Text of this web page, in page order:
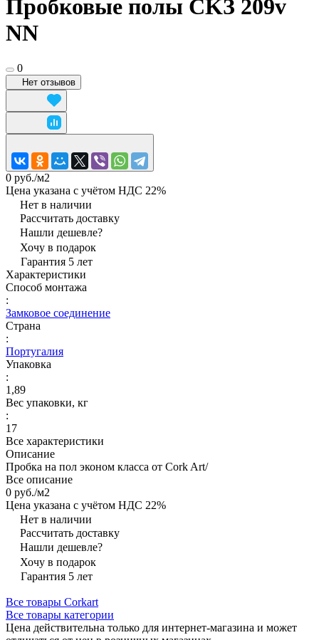
Пробковые полы CKЗ 209v
NN
0
Нет отзывов
0 руб./м2
Цена указана с учётом НДС 22%
Нет в наличии
Рассчитать доставку
Нашли дешевле?
Хочу в подарок
Гарантия 5 лет
Характеристики
Способ монтажа
:
Замковое соединение
Страна
:
Португалия
Упаковка
:
1,89
Вес упаковки, кг
:
17
Все характеристики
Описание
Пробка на пол эконом класса от Cork Art/
Все описание
0 руб./м2
Цена указана с учётом НДС 22%
Нет в наличии
Рассчитать доставку
Нашли дешевле?
Хочу в подарок
Гарантия 5 лет
Все товары Corkart
Все товары категории
Цена действительна только для интернет-магазина и может